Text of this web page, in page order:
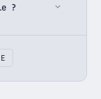
?